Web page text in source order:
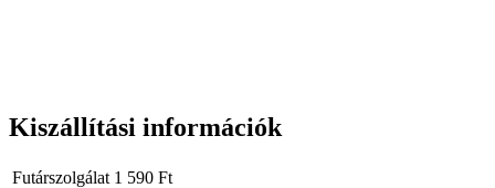
Kiszállítási információk
Futárszolgálat 1 590 Ft